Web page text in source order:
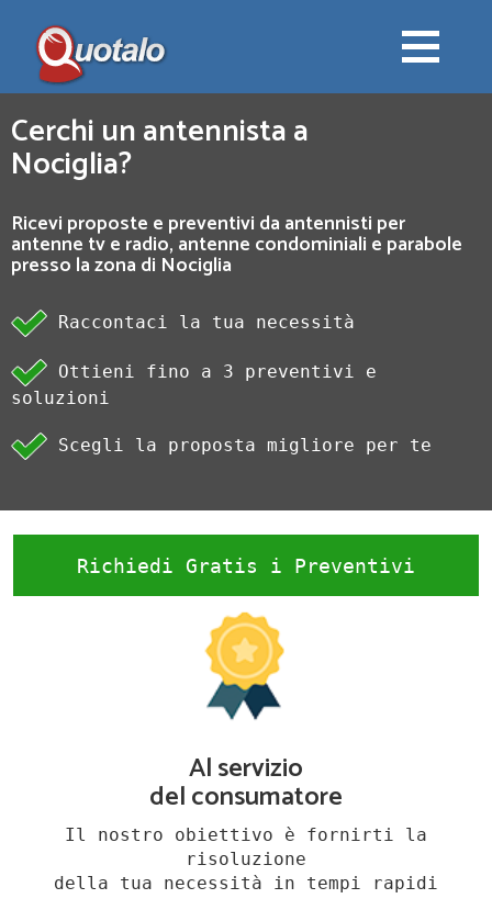
Cerchi un antennista a
Nociglia?
Ricevi proposte e preventivi da antennisti per
antenne tv e radio, antenne condominiali e parabole
presso la zona di Nociglia
Raccontaci la tua necessità
Ottieni fino a 3 preventivi e
soluzioni
Scegli la proposta migliore per te
Richiedi Gratis i Preventivi
Al servizio
del consumatore
Il nostro obiettivo è fornirti la
risoluzione
della tua necessità in tempi rapidi